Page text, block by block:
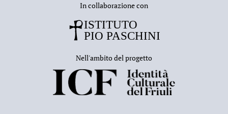
In collaborazione con
Nell'ambito del progetto